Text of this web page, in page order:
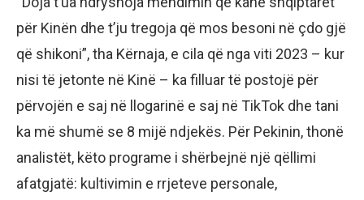
për Kinën dhe t’ju tregoja që mos besoni në çdo gjë
që shikoni”, tha Kërnaja, e cila që nga viti 2023 – kur
nisi të jetonte në Kinë – ka filluar të postojë për
përvojën e saj në llogarinë e saj në TikTok dhe tani
ka më shumë se 8 mijë ndjekës. Për Pekinin, thonë
analistët, këto programe i shërbejnë një qëllimi
afatgjatë: kultivimin e rrjeteve personale,